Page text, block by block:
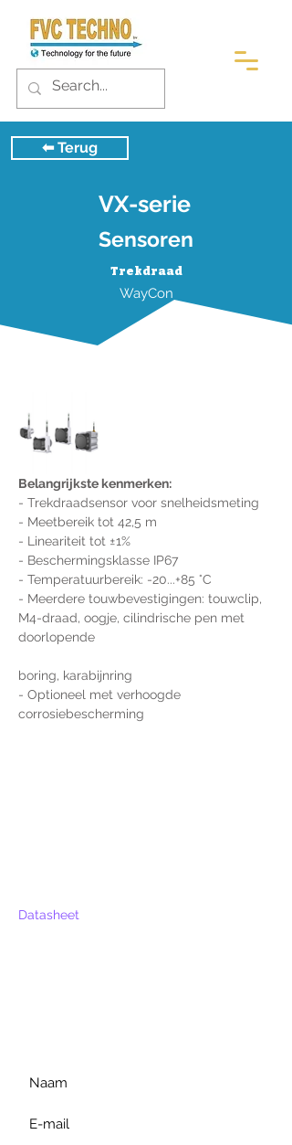
⬅︎ Terug
VX-serie
Sensoren
Trekdraad
WayCon
Belangrijkste kenmerken:
- Trekdraadsensor voor snelheidsmeting
- Meetbereik tot 42,5 m
- Lineariteit tot ±1%
- Beschermingsklasse IP67
- Temperatuurbereik: -20...+85 °C
- Meerdere touwbevestigingen: touwclip,
M4-draad, oogje, cilindrische pen met
doorlopende
boring, karabijnring
- Optioneel met verhoogde
corrosiebescherming
Datasheet